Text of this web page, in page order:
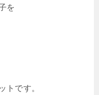
を
トです。